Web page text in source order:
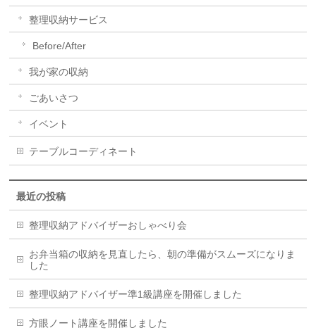
整理収納サービス
Before/After
我が家の収納
ごあいさつ
イベント
テーブルコーディネート
最近の投稿
整理収納アドバイザーおしゃべり会
お弁当箱の収納を見直したら、朝の準備がスムーズになりま
した
整理収納アドバイザー準1級講座を開催しました
方眼ノート講座を開催しました